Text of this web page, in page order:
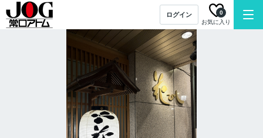
ログイン
お気に入り
0